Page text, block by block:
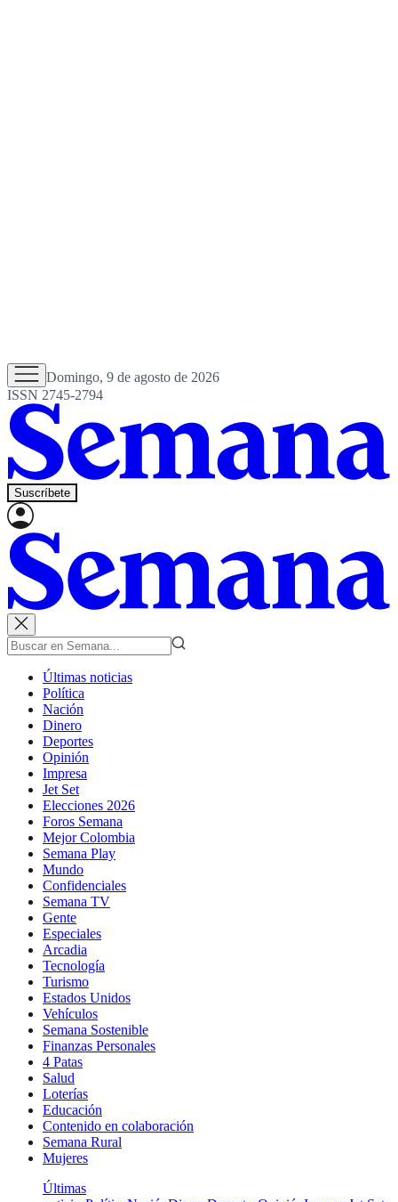
Domingo, 9 de agosto de 2026
ISSN 2745-2794
Suscríbete
Últimas noticias
Política
Nación
Dinero
Deportes
Opinión
Impresa
Jet Set
Elecciones 2026
Foros Semana
Mejor Colombia
Semana Play
Mundo
Confidenciales
Semana TV
Gente
Especiales
Arcadia
Tecnología
Turismo
Estados Unidos
Vehículos
Semana Sostenible
Finanzas Personales
4 Patas
Salud
Loterías
Educación
Contenido en colaboración
Semana Rural
Mujeres
Últimas